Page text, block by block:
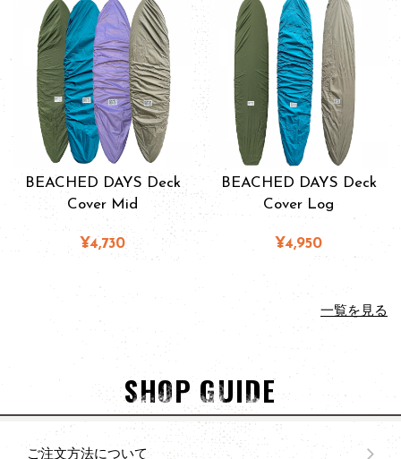
BEACHED DAYS Deck
Cover Mid
¥4,730
BEACHED DAYS Deck
Cover Log
¥4,950
一覧を見る
SHOP GUIDE
ご注文方法について